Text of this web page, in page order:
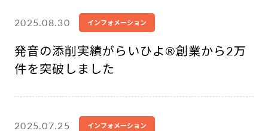
2025.08.30 インフォメーション
発音の添削実績がらいひよ®︎創業から2万
件を突破しました
2025.07.25 インフォメーション